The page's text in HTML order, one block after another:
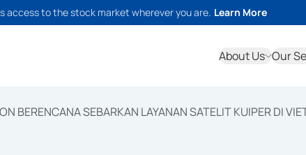
to the stock market wherever you are. Learn More
About Us Our
BERENCANA SEBARKAN LAYANAN SATELIT KUIPER DI